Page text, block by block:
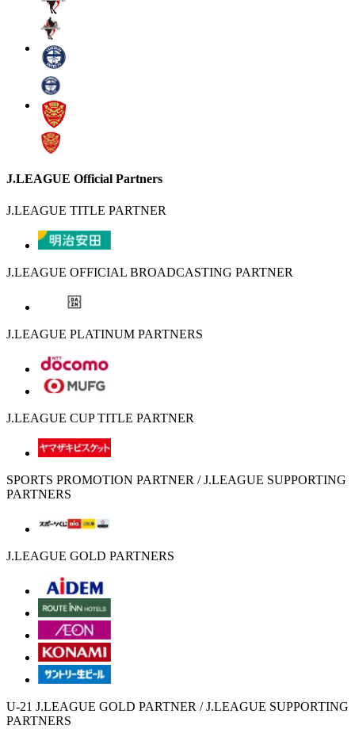
J.LEAGUE Official Partners
J.LEAGUE TITLE PARTNER
J.LEAGUE OFFICIAL BROADCASTING PARTNER
J.LEAGUE PLATINUM PARTNERS
J.LEAGUE CUP TITLE PARTNER
SPORTS PROMOTION PARTNER / J.LEAGUE SUPPORTING
PARTNERS
J.LEAGUE GOLD PARTNERS
U-21 J.LEAGUE GOLD PARTNER / J.LEAGUE SUPPORTING
PARTNERS